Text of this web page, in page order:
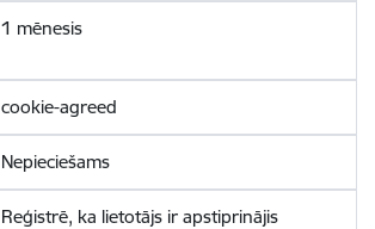
1 mēnesis
cookie-agreed
Nepieciešams
Reģistrē, ka lietotājs ir apstiprinājis